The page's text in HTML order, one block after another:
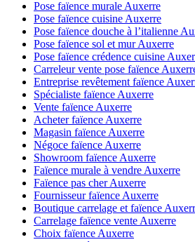
Pose faïence murale Auxerre
Pose faïence cuisine Auxerre
Pose faïence douche à l’italienne
Pose faïence sol et mur Auxerre
Pose faïence crédence cuisine
Carreleur vente pose faïence
Entreprise revêtement faïence
Spécialiste faïence Auxerre
Vente faïence Auxerre
Acheter faïence Auxerre
Magasin faïence Auxerre
Négoce faïence Auxerre
Showroom faïence Auxerre
Faïence murale à vendre Auxerre
Faïence pas cher Auxerre
Fournisseur faïence Auxerre
Boutique carrelage et faïence
Carrelage faïence vente Auxerre
Choix faïence Auxerre